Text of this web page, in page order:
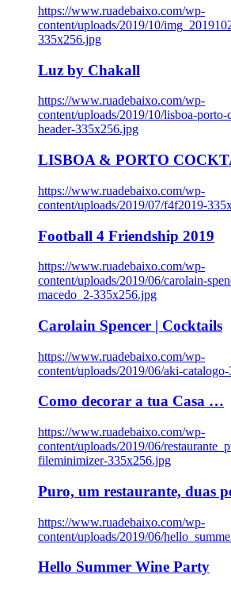
https://www.ruadebaixo.com/wp-
content/uploads/2019/10/
335x256.jpg
Luz by Chakall
https://www.ruadebaixo.com/wp-
content/uploads/2019/10/lisboa-
header-335x256.jpg
LISBOA & PORTO
https://www.ruadebaixo.com/wp-
content/uploads/2019/07/f4f2019-
Football 4 Friendship 2019
https://www.ruadebaixo.com/wp-
content/uploads/2019/06/carolain-
macedo_2-335x256.jpg
Carolain Spencer | Cocktails
https://www.ruadebaixo.com/wp-
content/uploads/2019/06/aki-
Como decorar a tua Casa …
https://www.ruadebaixo.com/wp-
content/uploads/2019/06/
fileminimizer-335x256.jpg
Puro, um restaurante, duas
https://www.ruadebaixo.com/wp-
content/uploads/2019/06/
Hello Summer Wine Party